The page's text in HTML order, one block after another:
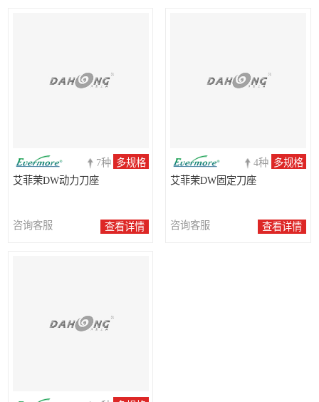
7种 多规格
艾菲茉DW动力刀座
咨询客服 查看详情
4种 多规格
艾菲茉DW固定刀座
咨询客服 查看详情